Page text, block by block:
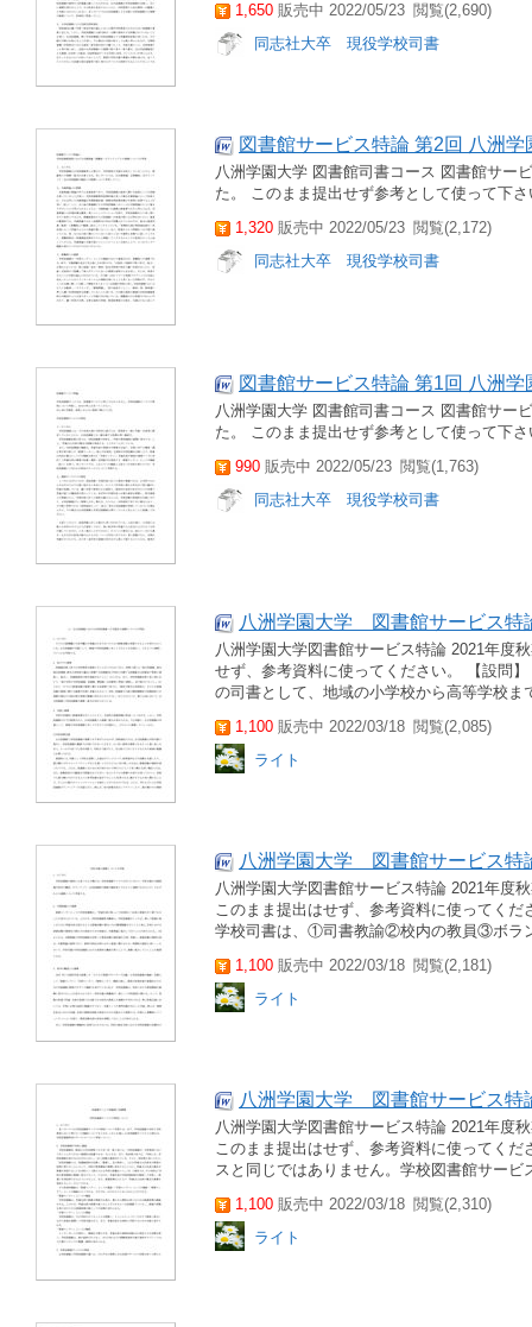
1,650 販売中 2022/05/23 閲覧(2,690)
同志社大卒 現役学校司書
図書館サービス特論 第2回 八洲
八洲学園大学 図書館司書コース 図書館サー
た。 このまま提出せず参考として使って下さ
1,320 販売中 2022/05/23 閲覧(2,172)
同志社大卒 現役学校司書
図書館サービス特論 第1回 八洲
八洲学園大学 図書館司書コース 図書館サー
た。 このまま提出せず参考として使って下さ
990 販売中 2022/05/23 閲覧(1,763)
同志社大卒 現役学校司書
八洲学園大学 図書館サービス
八洲学園大学図書館サービス特論 2021年度
せず、参考資料に使ってください。 【設問
の司書として、地域の小学校から高等学校
1,100 販売中 2022/03/18 閲覧(2,085)
ライト
八洲学園大学 図書館サービス
八洲学園大学図書館サービス特論 2021年度
このまま提出はせず、参考資料に使ってく
学校司書は、①司書教諭②校内の教員③ボラ
1,100 販売中 2022/03/18 閲覧(2,181)
ライト
八洲学園大学 図書館サービス
八洲学園大学図書館サービス特論 2021年度
このまま提出はせず、参考資料に使ってく
スと同じではありません。学校図書館サー
1,100 販売中 2022/03/18 閲覧(2,310)
ライト